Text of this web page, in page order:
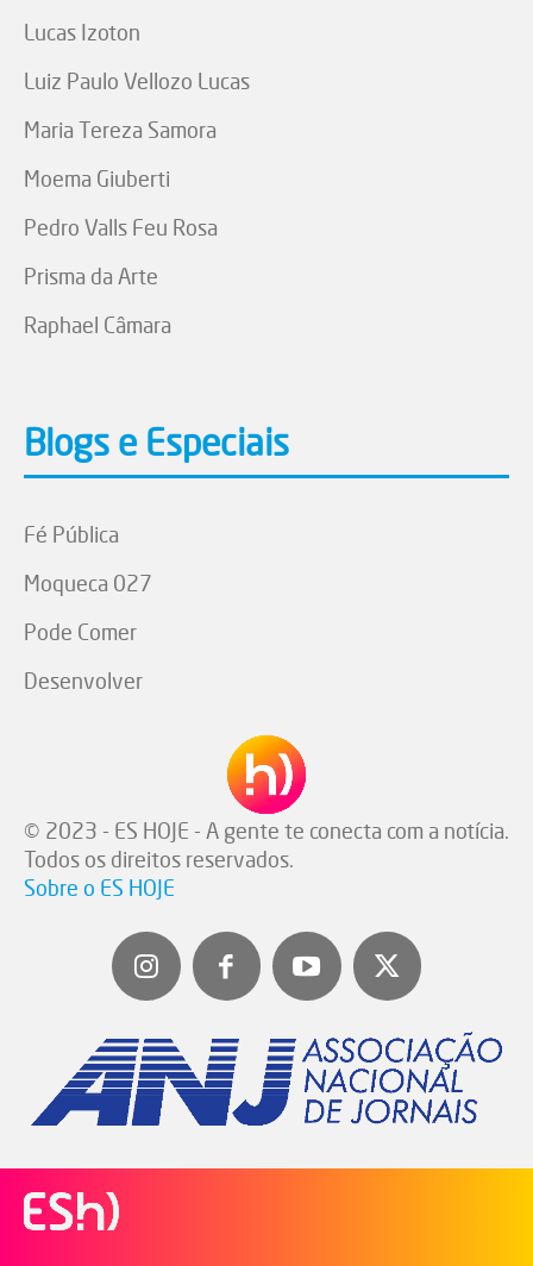
Lucas Izoton
Luiz Paulo Vellozo Lucas
Maria Tereza Samora
Moema Giuberti
Pedro Valls Feu Rosa
Prisma da Arte
Raphael Câmara
Blogs e Especiais
Fé Pública
Moqueca 027
Pode Comer
Desenvolver
© 2023 - ES HOJE - A gente te conecta com a notícia.
Todos os direitos reservados.
Sobre o ES HOJE